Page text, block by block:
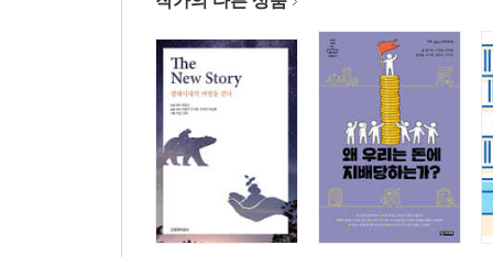
지역과 친하게 지내는 법:토호들의 ‘짝패 자본주의’
중소기업과 일하는 법:‘조폭 자본주의’
한국형 국민기업 모델은 가능한가
닫는글 숨은 조직 찾기